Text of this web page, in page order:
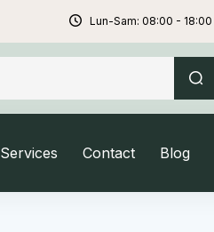
Lun-Sam: 08:00 - 18:00
Services Contact Blog